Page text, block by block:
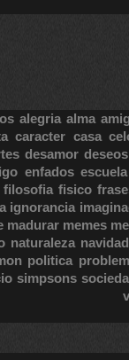
alegria alma
caracter casa
desamor deseos
enfados escuela
filosofia fisico
ignorancia
madurar memes
naturaleza navidad
politica
simpsons